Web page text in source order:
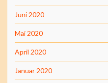
Juni 2020
Mai 2020
April 2020
Januar 2020